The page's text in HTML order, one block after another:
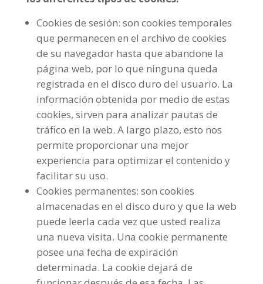
Cookies de sesión: son cookies temporales
que permanecen en el archivo de cookies
de su navegador hasta que abandone la
página web, por lo que ninguna queda
registrada en el disco duro del usuario. La
información obtenida por medio de estas
cookies, sirven para analizar pautas de
tráfico en la web. A largo plazo, esto nos
permite proporcionar una mejor
experiencia para optimizar el contenido y
facilitar su uso.
Cookies permanentes: son cookies
almacenadas en el disco duro y que la web
puede leerla cada vez que usted realiza
una nueva visita. Una cookie permanente
posee una fecha de expiración
determinada. La cookie dejará de